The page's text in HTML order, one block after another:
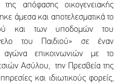
της απόφασης οικογενειακής
άμεσα και αποτελεσματικά το
και των υποδομών του
του Παιδιού» σε έναν
αγώνα επικοινωνιών με το
Ασύλου, την Πρεσβεία της
και ιδιωτικούς φορείς,